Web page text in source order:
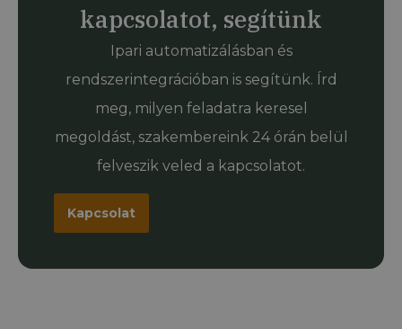
kapcsolatot, segítünk
Ipari automatizálásban és
rendszerintegrációban is segítünk. Írd
meg, milyen feladatra keresel
megoldást, szakembereink 24 órán belül
felveszik veled a kapcsolatot.
Kapcsolat